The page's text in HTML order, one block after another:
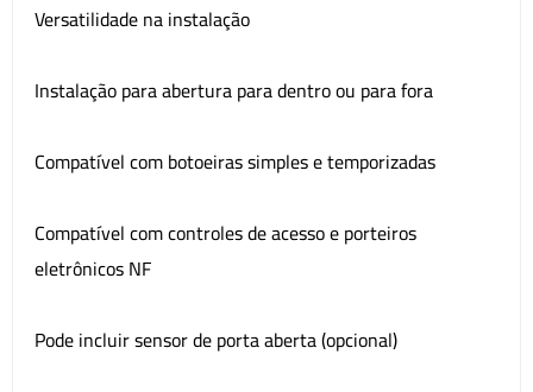
Versatilidade na instalação
Instalação para abertura para dentro ou para fora
Compatível com botoeiras simples e temporizadas
Compatível com controles de acesso e porteiros
eletrônicos NF
Pode incluir sensor de porta aberta (opcional)